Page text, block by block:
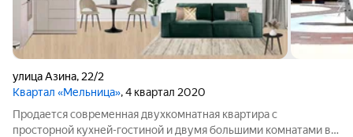
улица Азина, 22/2
Квартал «Мельница», 4 квартал 2020
Продается современная двухкомнатная квартира с
просторной кухней-гостиной и двумя большими комнатами в